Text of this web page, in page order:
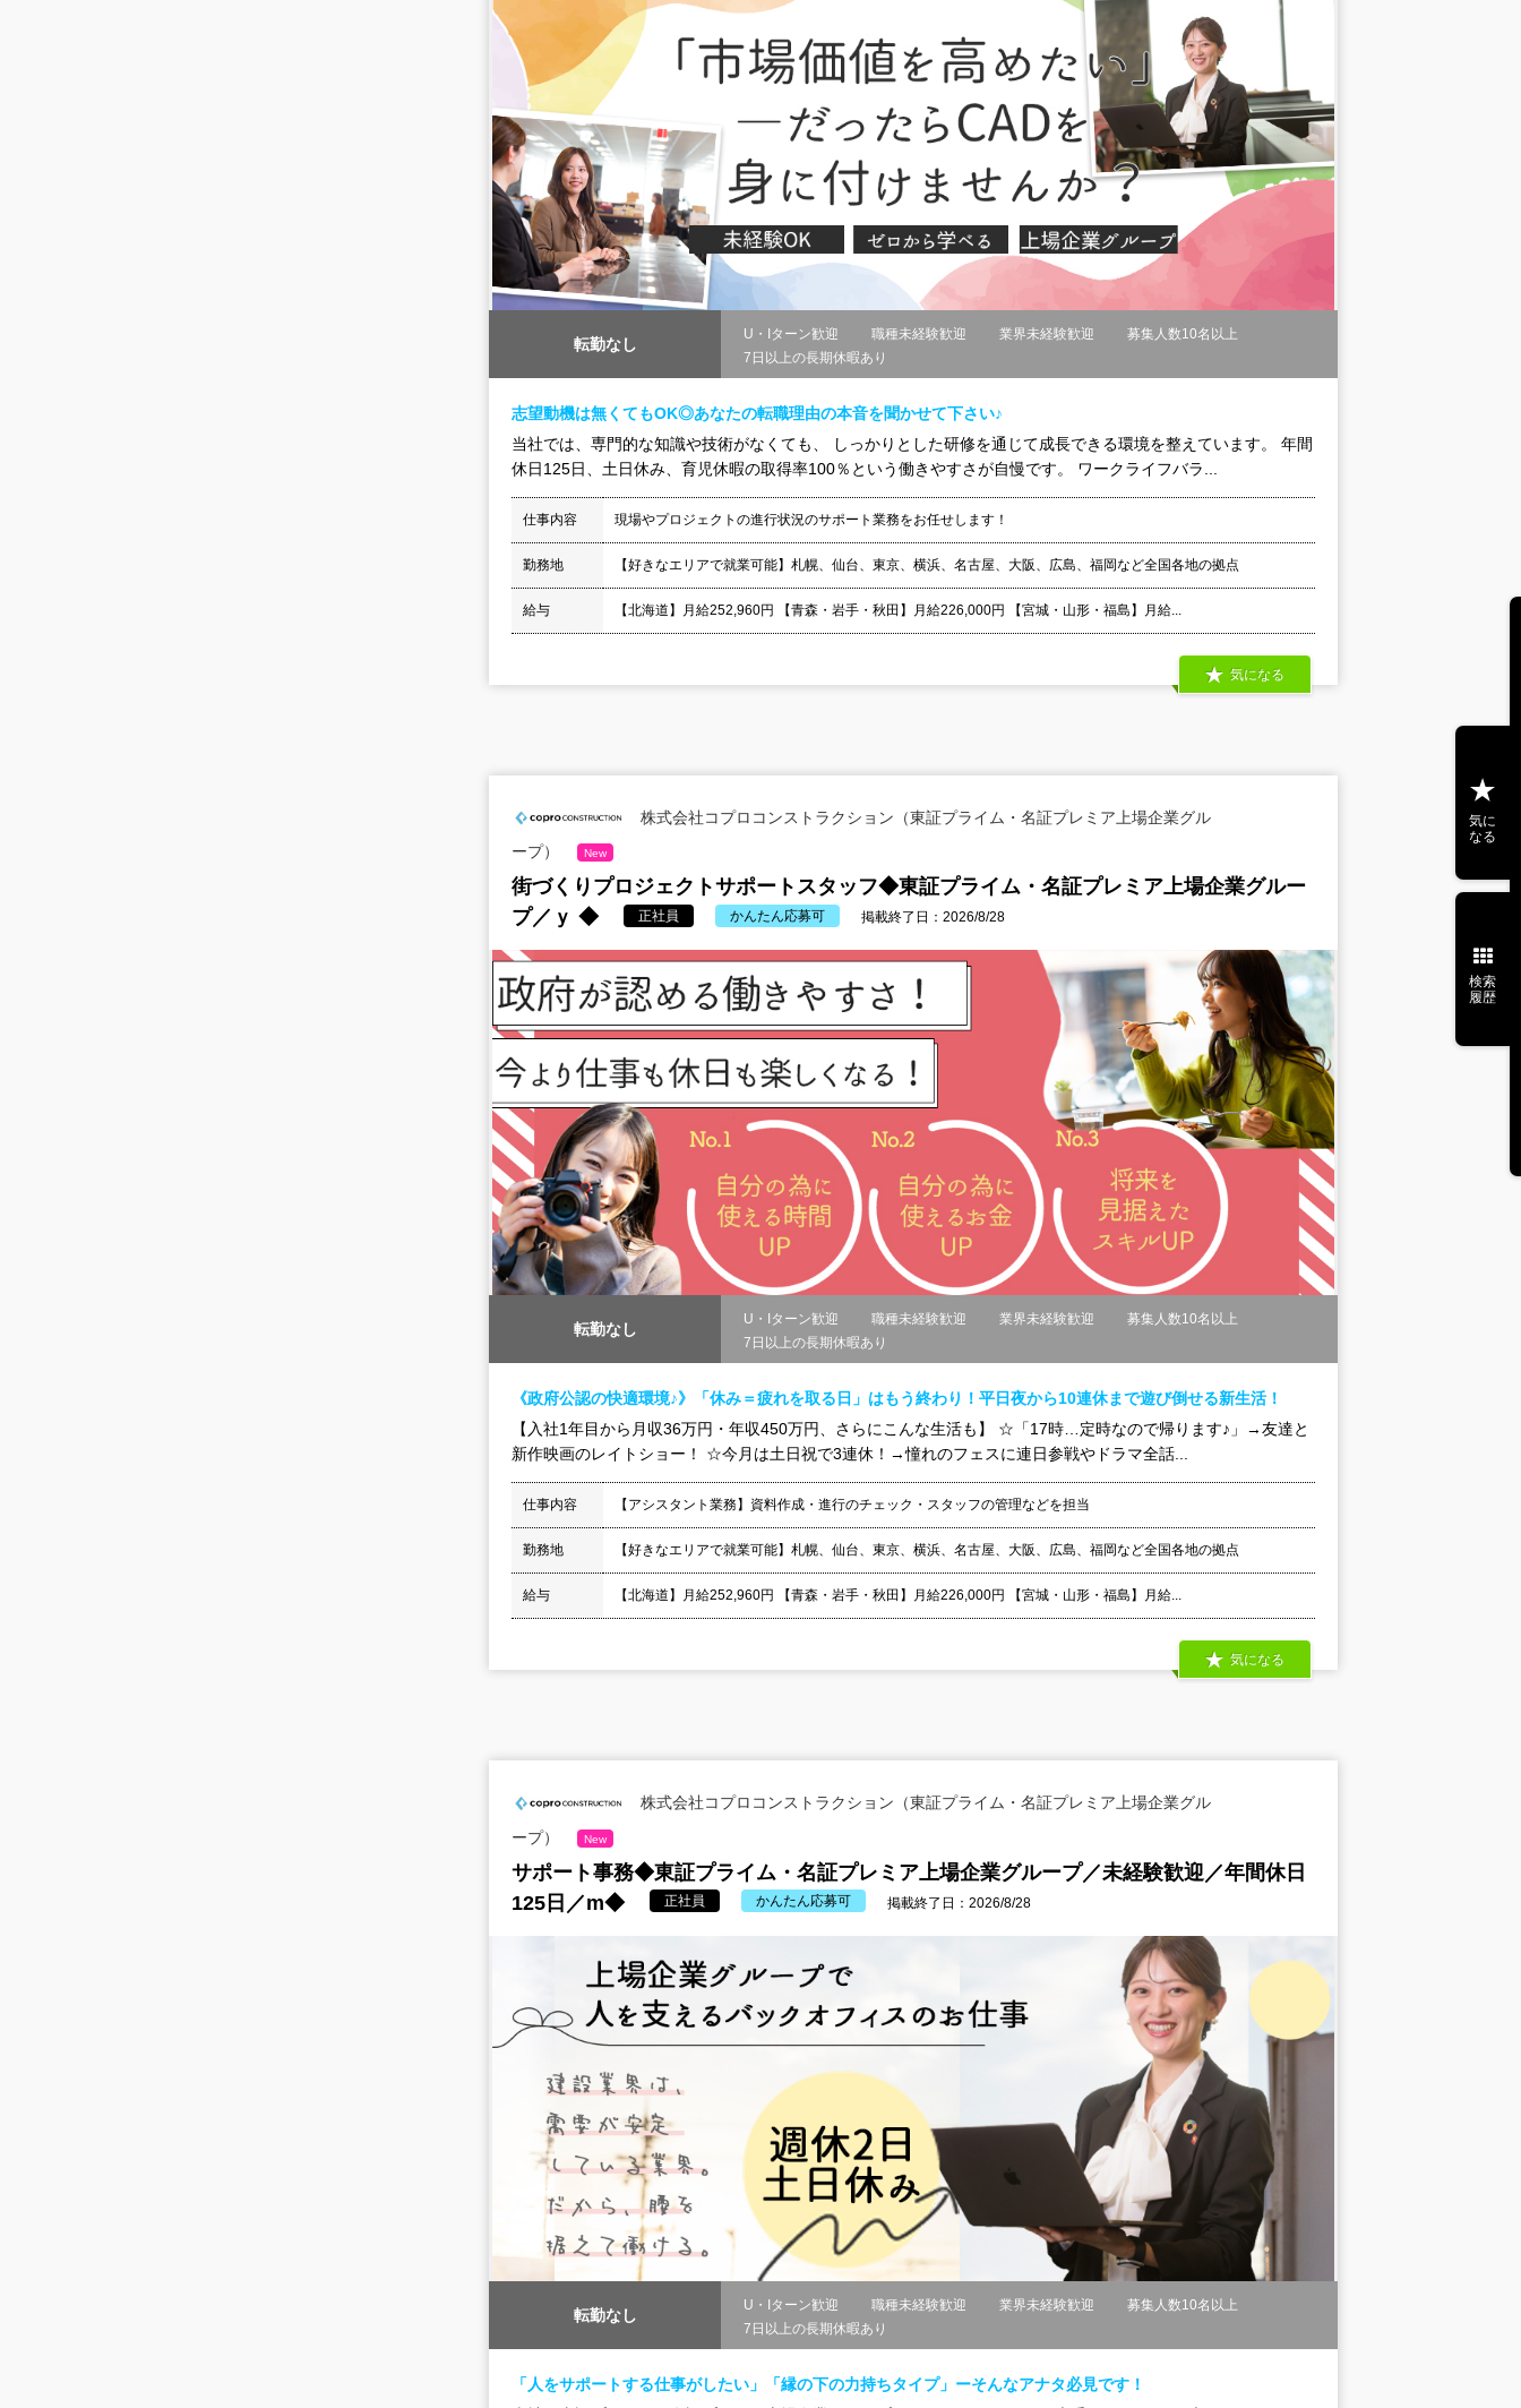
転勤なし
U・Iターン歓迎 職種未経験歓迎 業界未経験歓迎
募集人数10名以上
7日以上の長期休暇あり
志望動機は無くてもOK◎あなたの転職理由の本音を聞かせて下さい♪
当社では、専門的な知識や技術がなくても、 しっかりとした研修を通じて成長できる環境を整えています。 年間
休日125日、土日休み、育児休暇の取得率100％という働きやすさが自慢です。 ワークライフバラ...
仕事内容 現場やプロジェクトの進行状況のサポート業務をお任せします！
勤務地 【好きなエリアで就業可能】札幌、仙台、東京、横浜、名古屋、大阪、広島、福岡など全国各地の拠点
給与 【北海道】月給252,960円 【青森・岩手・秋田】月給226,000円 【宮城・山形・福島】月給...
気になる
株式会社コプロコンストラクション（東証プライム・名証プレミア上場企業グル
ープ）
New
街づくりプロジェクトサポートスタッフ◆東証プライム・名証プレミア上場企業グルー
プ／ｙ ◆
正社員 かんたん応募可 掲載終了日：2026/8/28
転勤なし
U・Iターン歓迎 職種未経験歓迎 業界未経験歓迎
募集人数10名以上
7日以上の長期休暇あり
《政府公認の快適環境♪》「休み＝疲れを取る日」はもう終わり！平日夜から10連休まで遊び倒せる新生活！
【入社1年目から月収36万円・年収450万円、さらにこんな生活も】 ☆「17時…定時なので帰ります♪」→友達と
新作映画のレイトショー！ ☆今月は土日祝で3連休！→憧れのフェスに連日参戦やドラマ全話...
仕事内容 【アシスタント業務】資料作成・進行のチェック・スタッフの管理などを担当
勤務地 【好きなエリアで就業可能】札幌、仙台、東京、横浜、名古屋、大阪、広島、福岡など全国各地の拠点
給与 【北海道】月給252,960円 【青森・岩手・秋田】月給226,000円 【宮城・山形・福島】月給...
気になる
株式会社コプロコンストラクション（東証プライム・名証プレミア上場企業グル
ープ）
New
サポート事務◆東証プライム・名証プレミア上場企業グループ／未経験歓迎／年間休日
125日／m◆
正社員 かんたん応募可 掲載終了日：2026/8/28
転勤なし
U・Iターン歓迎 職種未経験歓迎 業界未経験歓迎
募集人数10名以上
7日以上の長期休暇あり
「人をサポートする仕事がしたい」「縁の下の力持ちタイプ」ーそんなアナタ必見です！
気に
なる
検索
履歴